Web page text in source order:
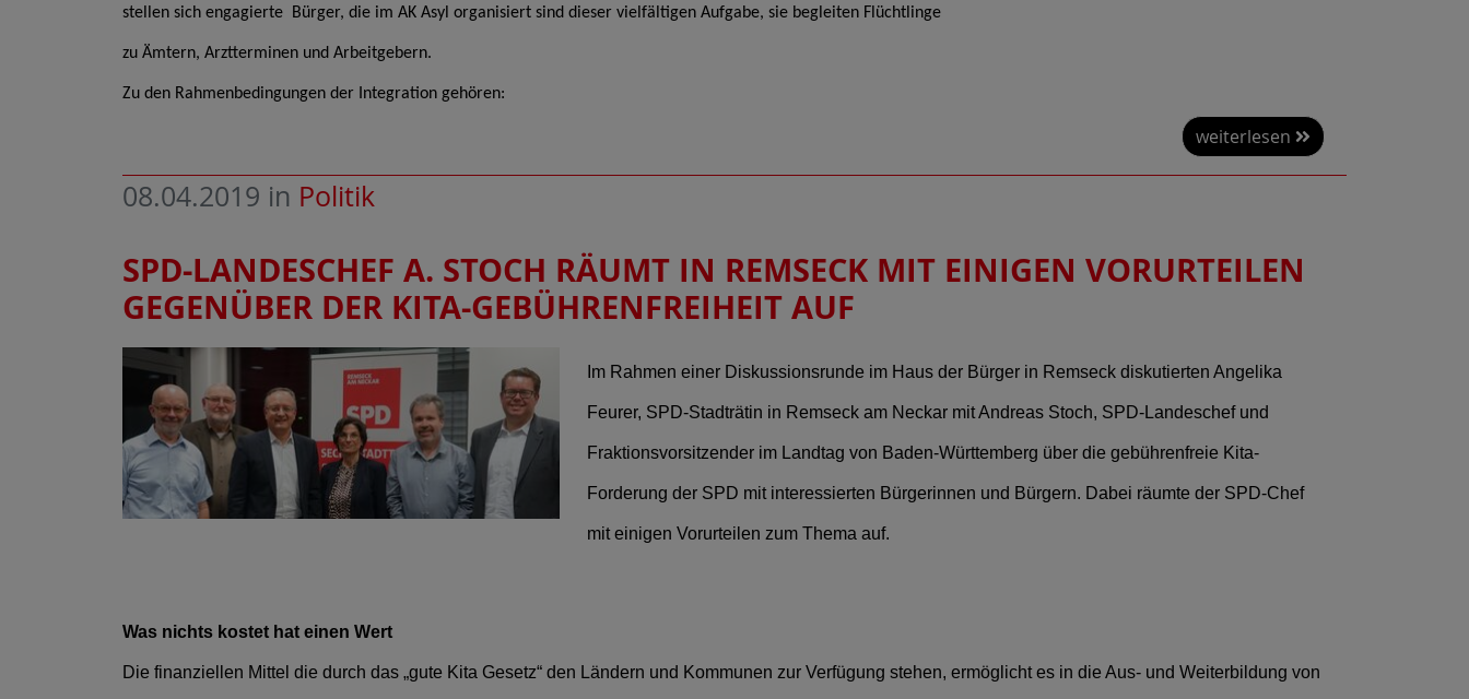
stellen sich engagierte Bürger, die im AK Asyl organisiert sind dieser vielfältigen Aufgabe, sie begleiten Flüchtlinge
zu Ämtern, Arztterminen und Arbeitgebern.
Zu den Rahmenbedingungen der Integration gehören:
weiterlesen
08.04.2019 in Politik
SPD-LANDESCHEF A. STOCH RÄUMT IN REMSECK MIT EINIGEN VORURTEILEN
GEGENÜBER DER KITA-GEBÜHRENFREIHEIT AUF
Im Rahmen einer Diskussionsrunde im Haus der Bürger in Remseck diskutierten Angelika
Feurer, SPD-Stadträtin in Remseck am Neckar mit Andreas Stoch, SPD-Landeschef und
Fraktionsvorsitzender im Landtag von Baden-Württemberg über die gebührenfreie Kita-
Forderung der SPD mit interessierten Bürgerinnen und Bürgern. Dabei räumte der SPD-Chef
mit einigen Vorurteilen zum Thema auf.
Was nichts kostet hat einen Wert
Die finanziellen Mittel die durch das „gute Kita Gesetz“ den Ländern und Kommunen zur Verfügung stehen, ermöglicht es in die Aus- und Weiterbildung von